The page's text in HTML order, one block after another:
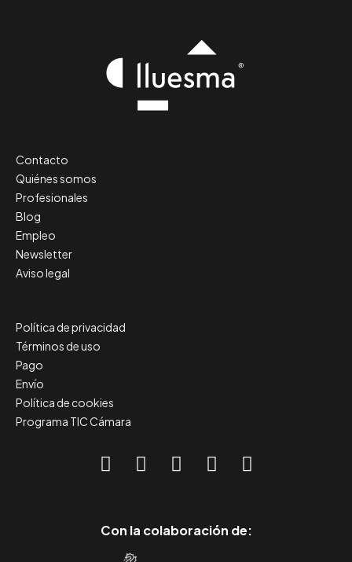
Contacto
Quiénes somos
Profesionales
Blog
Empleo
Newsletter
Aviso legal
Política de privacidad
Términos de uso
Pago
Envío
Política de cookies
Programa TIC Cámara
Con la colaboración de: